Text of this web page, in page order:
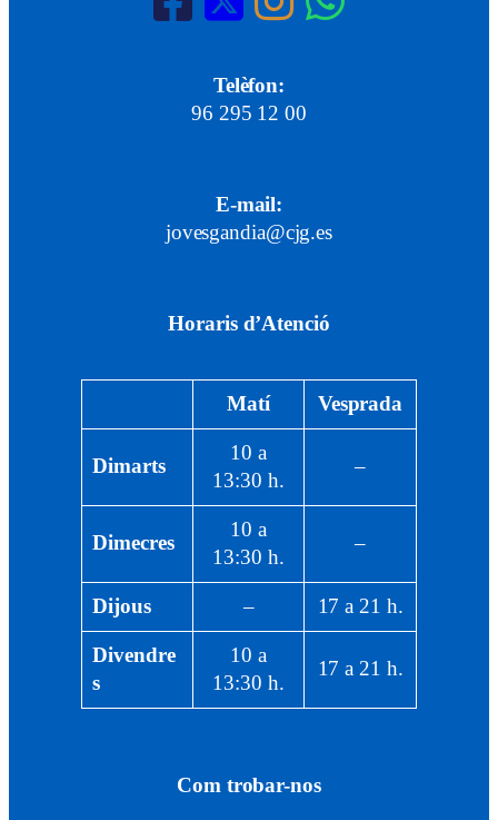
Telèfon:
96 295 12 00
E-mail:
jovesgandia@cjg.es
Horaris d’Atenció
Matí Vesprada
Dimarts
10 a
13:30 h.
–
Dimecres
10 a
13:30 h.
–
Dijous – 17 a 21 h.
Divendre
s
10 a
13:30 h.
17 a 21 h.
Com trobar-nos